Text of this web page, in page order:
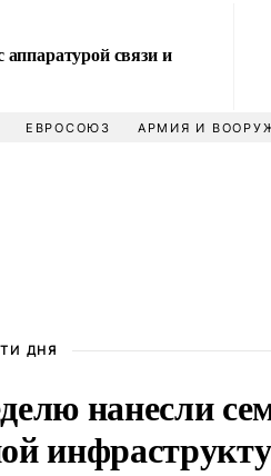
связи и
ЕВРОСОЮЗ АРМИЯ И
ДНЯ
нанесли